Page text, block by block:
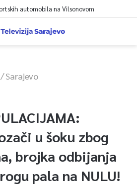
/Sarajevo
u šoku zbog
brojka odbijanja
pala na NULU!